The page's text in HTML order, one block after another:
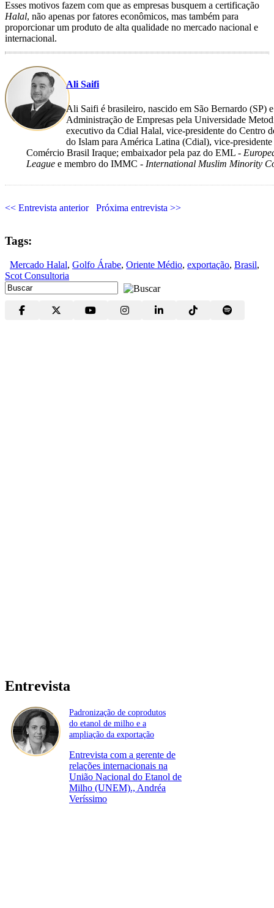
Esses motivos fazem com que as empresas busquem a certificação
Halal, não apenas por fatores econômicos, mas também para
proporcionar um produto de alta qualidade no mercado nacional e
internacional.
Ali Saifi
Ali Saifi é brasileiro, nascido em São Bernardo (SP)
Administração de Empresas pela Universidade
executivo da Cdial Halal, vice-presidente do Centro
do Islam para América Latina (Cdial), vice-presidente
Comércio Brasil Iraque; embaixador pela paz do EML -
League e membro do IMMC - International Muslim Minority
<< Entrevista anterior Próxima entrevista >>
Tags:
Mercado Halal, Golfo Árabe, Oriente Médio, exportação, Brasil,
Scot Consultoria
Entrevista
Padronização de coprodutos
do etanol de milho e a
ampliação da exportação
Entrevista com a gerente de
relações internacionais na
União Nacional do Etanol de
Milho (UNEM)., Andréa
Veríssimo